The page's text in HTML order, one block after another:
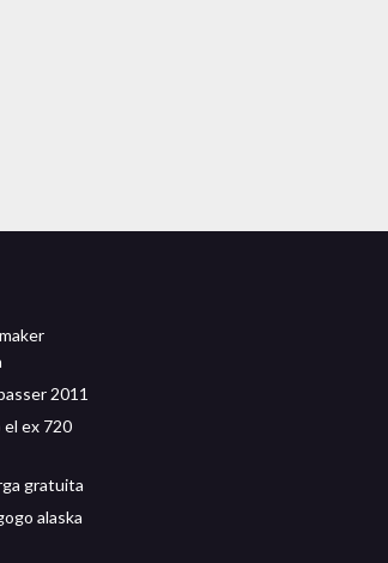
2011
ex 720
gratuita
alaska